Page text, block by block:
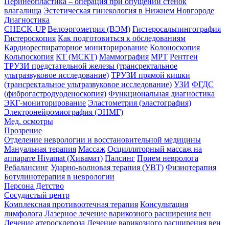
влагалища Эстетическая гинекология в Нижнем Новгороде
Диагностика
CHECK-UP Велоэргометрия (ВЭМ) Гистеросальпингография
Гистероскопия Как подготовиться к обследованиям
Кардиореспираторное мониторирование Колоноскопия
Кольпоскопия КТ (МСКТ) Маммография МРТ Рентген
ТРУЗИ предстательной железы (трансректальное
ультразвуковое исследование) ТРУЗИ прямой кишки
(трансректальное ультразвуковое исследование) УЗИ ФГДС
(фиброгастродуоденоскопия) Функциональная диагностика
ЭКГ-мониторирование Эластометрия (эластография)
Электронейромиография (ЭНМГ)
Мед. осмотры
Прозрение
Отделение неврологии и восстановительной медицины
Мануальная терапия Массаж Осцилляторный массаж на
аппарате Hivamat (Хивамат) Палсинг Прием невролога
Ребалансинг Ударно-волновая терапия (УВТ) Физиотерапия
Ботулинотерапия в неврологии
Персона Детство
Сосудистый центр
Комплексная противоотечная терапия Консультация
лимфолога Лазерное лечение варикозного расширения вен
Лечение атеросклероза Лечение варикозного расширения вен